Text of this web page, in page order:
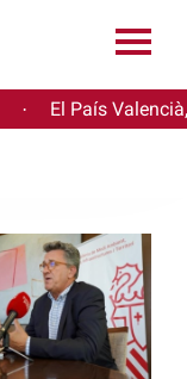
· El País